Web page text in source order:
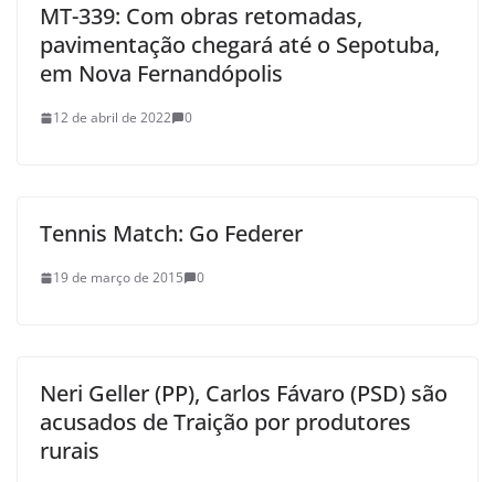
MT-339: Com obras retomadas,
pavimentação chegará até o Sepotuba,
em Nova Fernandópolis
12 de abril de 2022 0
Tennis Match: Go Federer
19 de março de 2015 0
Neri Geller (PP), Carlos Fávaro (PSD) são
acusados de Traição por produtores
rurais